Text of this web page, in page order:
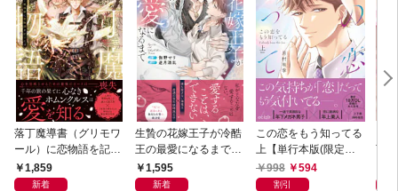
落丁魔導書（グリモワ
ール）に恋物語を記す
には【イラスト付き】
【単行本書き下ろしS
1,859
新着
生贄の花嫁王子が冷酷
王の最愛になるまで
【イラスト付き】【単
行本書き下ろしSS付
1,595
新着
この恋をもう知ってる
上【単行本版(限定描
き下ろし付き)】
998 594
割引
下